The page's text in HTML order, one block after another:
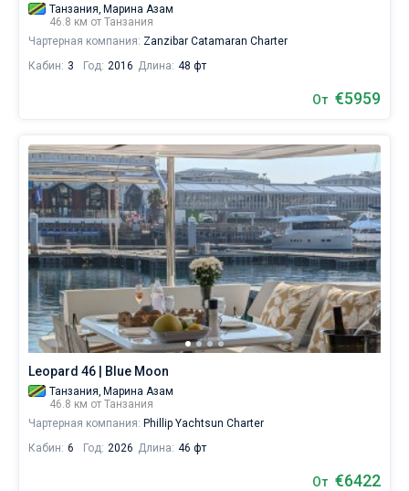
Танзания, Марина Азам
46.8 км от Танзания
Чартерная компания: Zanzibar Catamaran Charter
Кабин: 3 Год: 2016 Длина: 48 фт
От €5959
Leopard 46 | Blue Moon
Танзания, Марина Азам
46.8 км от Танзания
Чартерная компания: Phillip Yachtsun Charter
Кабин: 6 Год: 2026 Длина: 46 фт
От €6422